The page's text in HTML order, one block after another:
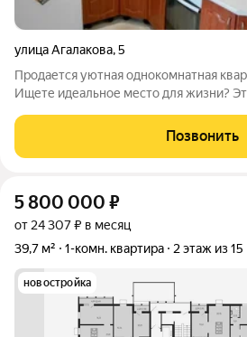
улица Агалакова,5
Продается уютная однокомнатная
Ищете идеальное место для жизни?
именно то, что вам нужно! Преимущества
Позвонить
5 800 000 ₽
от 24 307 ₽ в месяц
39,7 м²
1-комн. квартира 2 этаж из 15
новостройка